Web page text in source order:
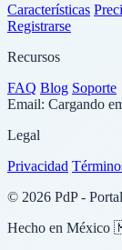
Características
Registrarse
Recursos
FAQ Blog Soporte
Email: Cargando
Legal
Privacidad
© 2026 PdP -
Hecho en